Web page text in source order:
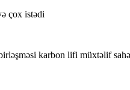
çox istədi
karbon lifi müxtəlif